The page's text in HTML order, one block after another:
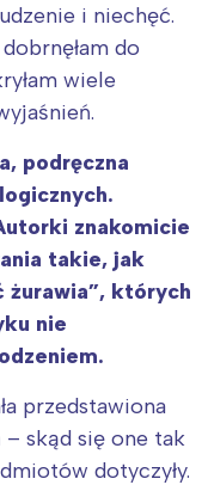
i niechęć.
do
wiele
podręczna
znakomicie
takie, jak
żurawia”, których
nie
przedstawiona
skąd się one tak
dotyczyły.